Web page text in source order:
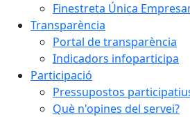
Finestreta Única
Transparència
Portal de transparència
Indicadors infoparticipa
Participació
Pressupostos
Què n'opines del servei?